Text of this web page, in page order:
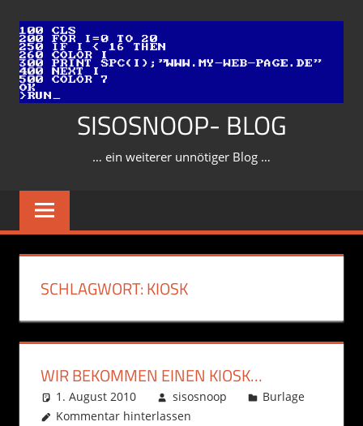
Inhalt
springen
SISOSNOOP- BLOG
… ein weiterer unnötiger Blog …
SCHLAGWORT:KIOSK
WIR BEKOMMEN EINEN KIOSK…
1. August 2010 sisosnoop
Burlage
Kommentar hinterlassen